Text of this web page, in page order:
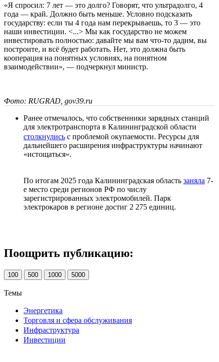
«Я спросил: 7 лет — это долго? Говорят, что ультрадолго, 4
года — край. Должно быть меньше. Условно подсказать
государству: если ты 4 года нам перекрываешь, то 3 — это
наши инвестиции. <...> Мы как государство не можем
инвестировать полностью: давайте мы вам что-то дадим, вы
построите, и всё будет работать. Нет, это должна быть
кооперация на понятных условиях, на понятном
взаимодействии», — подчеркнул министр.
Фото: RUGRAD, gov39.ru
Ранее отмечалось, что собственники зарядных станций
для электротранспорта в Калининградской области
столкнулись с проблемой окупаемости. Ресурсы для
дальнейшего расширения инфраструктуры начинают
«истощаться».
По итогам 2025 года Калининградская область заняла 7-
е место среди регионов РФ по числу
зарегистрированных электромобилей. Парк
электрокаров в регионе достиг 2 275 единиц.
Поощрить публикацию:
100 500 1000 5000
Темы
Энергетика
Торговля и сфера обслуживания
Инфраструктура
Инвестиции